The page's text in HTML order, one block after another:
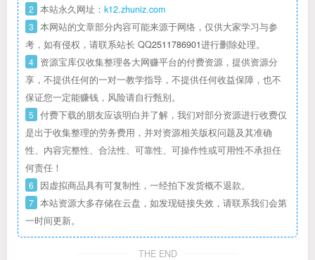
2 本站永久网址： k12.zhuniz.com
3 本网站的文章部分内容可能来源于网络，仅供大家学习与参
考，如有侵权，请联系站长 QQ2511786901进行删除处理。
4 资源宝库仅收集整理各大网赚平台的付费资源，提供资源分
享，不提供任何的一对一教学指导，不提供任何收益保障，也不
保证您一定能赚钱，风险请自行甄别。
5 付费下载的朋友应该明白并了解，我们对部分资源进行收费仅
是出于收集整理的劳务费用，并对资源相关版权问题及其准确
性、内容完整性、合法性、可靠性、可操作性或可用性不承担任
何责任！
6 因虚拟商品具有可复制性，一经拍下发货概不退款。
7 本站资源大多存储在云盘，如发现链接失效，请联系我们会第
一时间更新。
THE END